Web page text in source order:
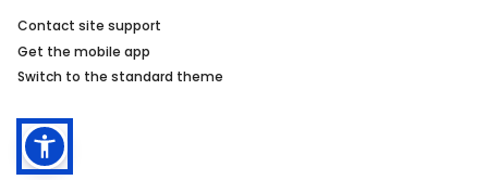
Contact site support
Get the mobile app
Switch to the standard theme